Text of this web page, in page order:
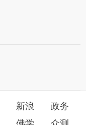
新浪
政务